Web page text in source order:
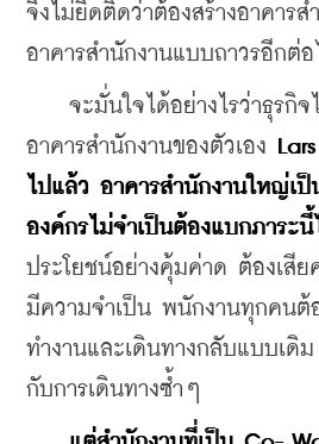
จึงไม่ยึดติดว่าต้องสร้างอาคาร
อาคารสำนักงานแบบถาวรอีกต่อ
จะมั่นใจได้อย่างไรว่าธุรกิจ
อาคารสำนักงานของตัวเอง
ไปแล้ว อาคารสำนักงานใหญ่เ
องค์กรไม่จำเป็นต้องแบกภาระนี้
ประโยชน์อย่างคุ้มค่าด ต้องเสีย
มีความจำเป็น พนักงานทุกคนต้อ
ทำงานและเดินทางกลับแบบเดิม
กับการเดินทางซ้ำๆ